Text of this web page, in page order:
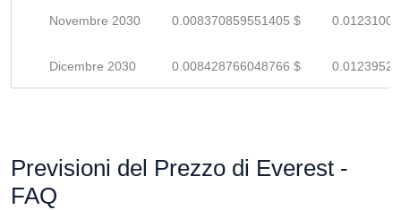
Novembre 2030 0.008370859551405 $
Dicembre 2030 0.008428766048766 $
Previsioni del Prezzo di Everest -
FAQ